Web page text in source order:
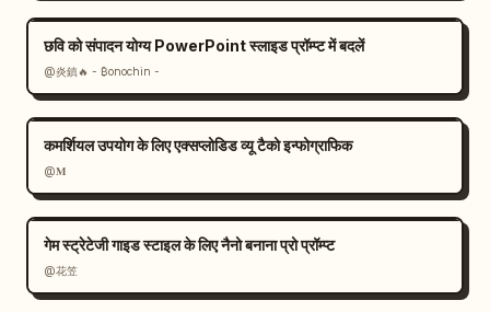
छवि को संपादन योग्य PowerPoint स्लाइड प्रॉम्प्ट में बदलें
@炎鎮🔥 - ₿onochin -
कमर्शियल उपयोग के लिए एक्सप्लोडिड व्यू टैको इन्फोग्राफिक
@𝐌
गेम स्ट्रेटेजी गाइड स्टाइल के लिए नैनो बनाना प्रो प्रॉम्प्ट
@花笠